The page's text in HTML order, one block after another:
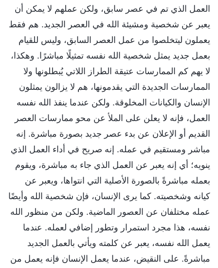
العمل الذي تم في عصر سابق، ولكن عملهم لا يمكن أن
يعبر عن شخصية ومشيئة الله في العصر الجديد. هم فقط
يعملون ليتخلصوا من عمل العصر السابق، وليس للقيام
بعمل جديد يمثل شخصية الله نفسه تمثيلًا مباشرًا. وهكذا،
لا يهم كم الممارسات عتيقة الطراز اللاتي يُبطلونها ولا
الممارسات الجديدة التي يقدمونها، هم لا يزالون يمثلون
الإنسان والكيانات المخلوقة. ولكن عندما ينفذ الله نفسه
العمل، فإنه لا يعلن على الملأ عن محو ممارسات العصر
القديم أو الإعلان عن بدء عصر جديد بصورة مباشرة. إنه
مباشر ومستقيم في عمله. إنه صريح في أداء العمل الذي
ينويه؛ أي إنه يعبر عن العمل الذي جاء به مباشرة، ويقوم
بعمله مباشرةً بالصورة الأصلية التي انتواها، ويعبر عن
كيانه وشخصيته. كما يرى الإنسان، فإن شخصية الله وأيضًا
عمله مختلفان عن العصور الماضية. ولكن من منظور الله
نفسه، هذا مجرد استمرار وتطور إضافي لعمله. عندما
يعمل الله نفسه، يعبر عن كلمته ويأتي بالعمل الجديد
مباشرةً. على النقيض، عندما يعمل الإنسان فإنه يعمل من